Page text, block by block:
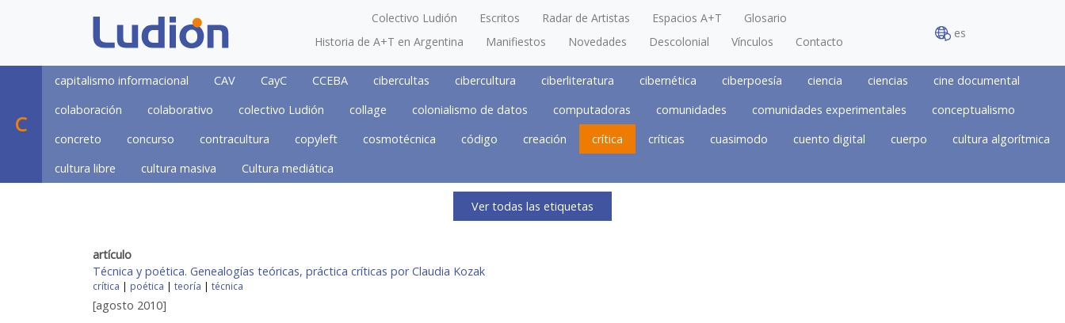
Colectivo Ludión Escritos Radar de Artistas Espacios A+T
Glosario
Historia de A+T en Argentina
Manifiestos Novedades Descolonial Vínculos Contacto
es
C
capitalismo informacional CAV CayC CCEBA cibercultas cibercultura ciberliteratura cibernética ciberpoesía ciencia ciencias
cine documental
colaboración
colaborativo colectivo Ludión collage colonialismo de datos computadoras comunidades comunidades experimentales
conceptualismo
concreto
concurso contracultura copyleft cosmotécnica código creación crítica críticas cuasimodo cuento digital cuerpo
cultura algorítmica
cultura libre
cultura masiva Cultura mediática
Ver todas las etiquetas
artículo
Técnica y poética. Genealogías teóricas, práctica críticas por Claudia Kozak
crítica | poética | teoría | técnica
[agosto 2010]